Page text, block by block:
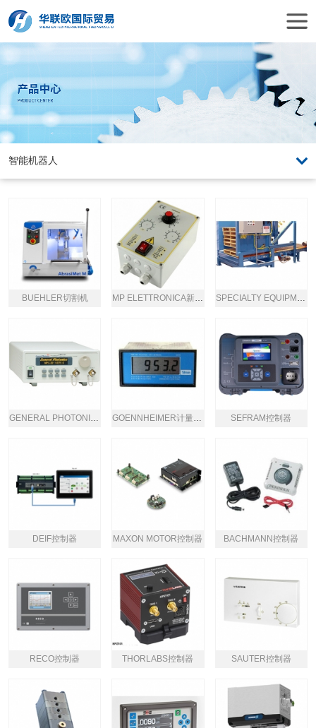
BUEHLER切割机 MP ELETTRONICA新型频率控制器 SPECIALTY EQUIPMENT码垛机
GENERAL PHOTONICS偏振控制器 GOENNHEIMER计量控制器 SEFRAM控制器
DEIF控制器 MAXON MOTOR控制器 BACHMANN控制器
RECO控制器 THORLABS控制器 SAUTER控制器